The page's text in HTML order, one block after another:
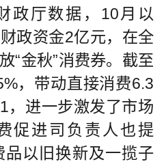
政厅数据，10月以
政资金2亿元，在全
“金秋”消费券。截至
，带动直接消费6.3
，进一步激发了市场
促进司负责人也提
以旧换新及一揽子